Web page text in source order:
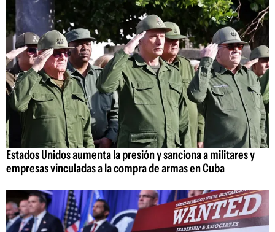
Estados Unidos aumenta la presión y sanciona a militares y
empresas vinculadas a la compra de armas en Cuba